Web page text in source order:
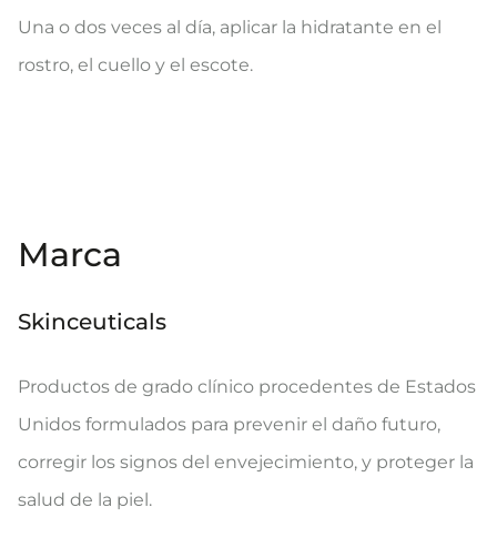
Una o dos veces al día, aplicar la hidratante en el
rostro, el cuello y el escote.
Marca
Skinceuticals
Productos de grado clínico procedentes de Estados
Unidos formulados para prevenir el daño futuro,
corregir los signos del envejecimiento, y proteger la
salud de la piel.